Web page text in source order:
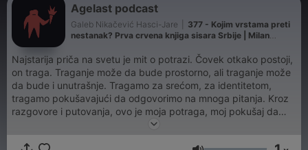
Agelast podcast
Galeb Nikačević Hasci-Jare
377 - Kojim vrstama preti
nestanak? Prva crvena knjiga sisara Srbije | Milan
Najstarija priča na svetu je mit o potrazi. Čovek otkako postoji,
on traga. Traganje može da bude prostorno, ali traganje može
da bude i unutrašnje. Tragamo za srećom, za identitetom,
tragamo pokušavajući da odgovorimo na mnoga pitanja. Kroz
razgovore i putovanja, ovo je moja potraga, moj pokušaj da
pobegnem od besmisla.Agelast podcast je projekat Galeba